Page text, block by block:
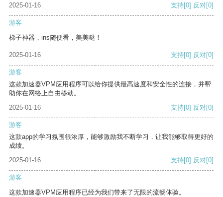
2025-01-16
支持[0] 反对[0]
游客
梯子神器，ins随便看，美美哒！
2025-01-16 支持[0] 反对[0]
游客
这款加速器VPM应用程序可以给你提供最高速度和安全性的连接，并帮
助你在网络上自由移动。
2025-01-16
支持[0] 反对[0]
游客
这款app的学习氛围很浓厚，能够激励我不断学习，让我能够取得更好的
成绩。
2025-01-16
支持[0] 反对[0]
游客
这款加速器VPM应用程序已经为我们带来了无限的流畅体验。